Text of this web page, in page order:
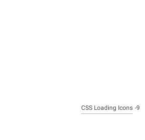
9-
CSS Loading Icons